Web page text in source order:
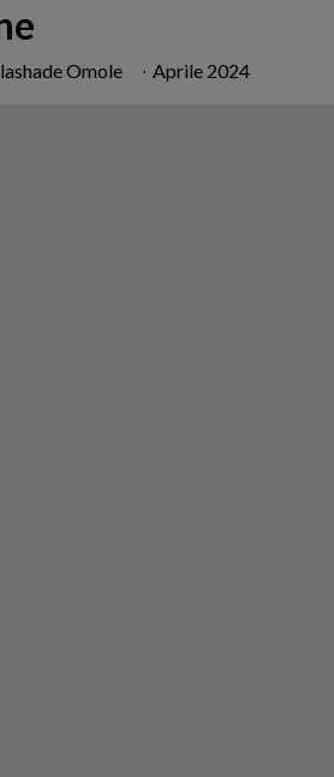
Omole ∙ Aprile 2024